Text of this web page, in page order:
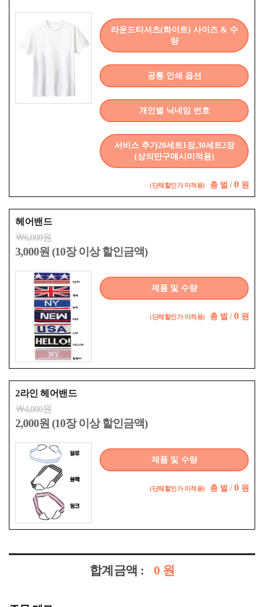
라운드티셔츠(화이트) 사이즈 & 수
량
공통 인쇄 옵션
개인별 닉네임 번호
서비스 추가20세트1장,30세트2장
(상의만구매시미적용)
(단체할인가 미적용) 총 벌 / 0 원
헤어밴드
￦6,000원
3,000원 (10장 이상 할인금액)
제품 및 수량
(단체할인가 미적용) 총 벌 / 0 원
2라인 헤어밴드
￦4,000원
2,000원 (10장 이상 할인금액)
제품 및 수량
(단체할인가 미적용) 총 벌 / 0 원
합계금액 : 0 원